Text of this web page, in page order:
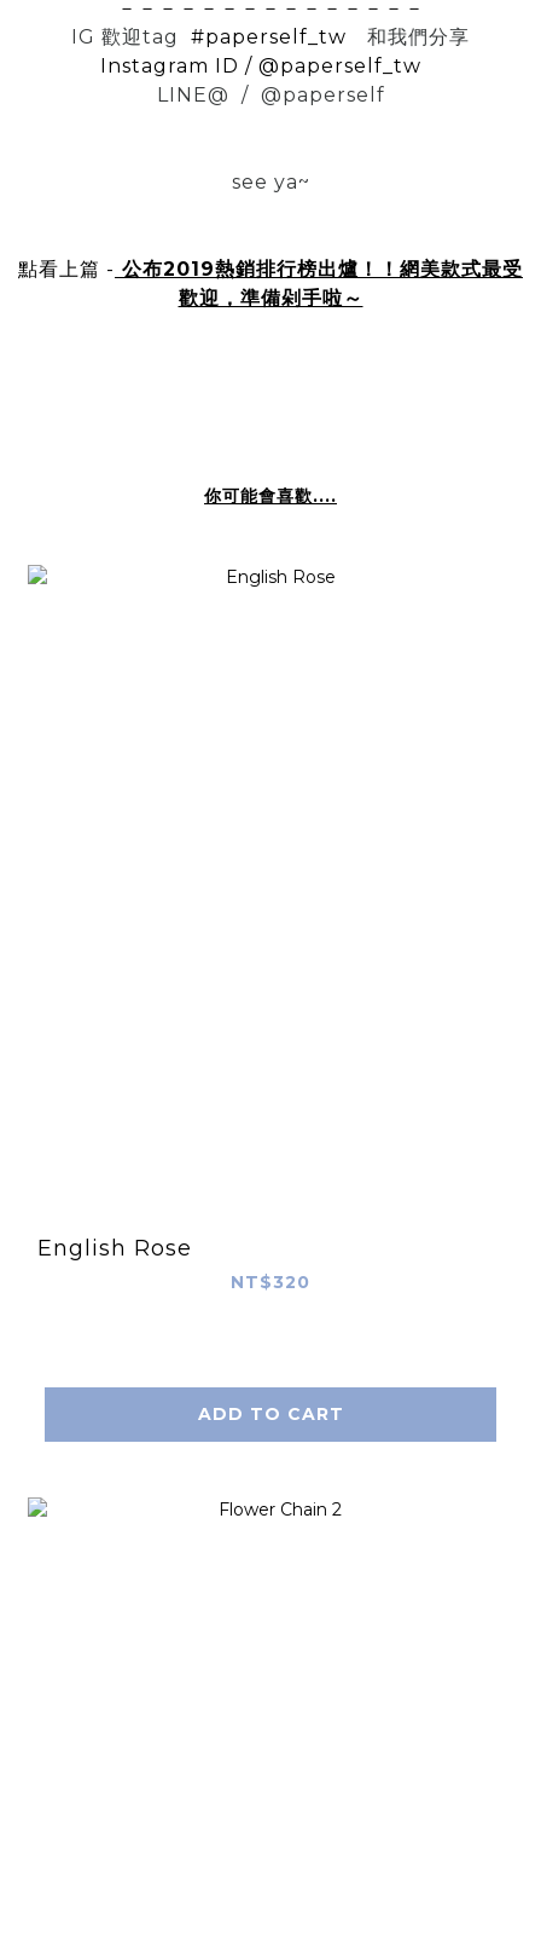
－－－－－－－－－－－－－－－
IG 歡迎tag #paperself_tw 和我們分享
Instagram ID / @paperself_tw
LINE@ / @paperself
see ya~
點看上篇 - 公布2019熱銷排行榜出爐！！網美款式最受
歡迎，準備剁手啦～
你可能會喜歡....
English Rose
NT$320
ADD TO CART